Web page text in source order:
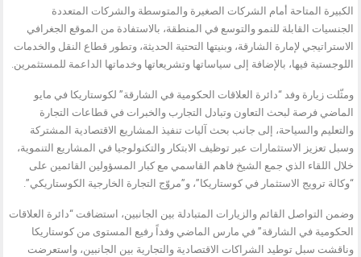
الكبيرة المتاحة أمام الشركات الصغيرة والمتوسطة والشركات المتعددة
الجنسيات القابلة للنمو والتوسع في المنطقة، بالاستفادة من الموقع الجغرافي
الاستراتيجي لإمارة الشارقة، وبنيتها التحتية الحديثة، وتطور قطاع النقل والخدمات
اللوجستية فيها، بالإضافة إلى سياساتها وتشريعاتها وخدماتها الداعمة للمستثمرين.
ومثّلت زيارة وفد “دائرة العلاقات الحكومية في الشارقة” لكوستاريكا في مايو
الماضي فرصة لبحث التعاون وتبادل التجارب والخبرات في قطاعات التجارة
والتعليم والسياحة، إلى جانب بحث آليات تنفيذ المشاريع الاقتصادية المشتركة
وسبل تعزيز الاستثمارات عبر توظيف الابتكار والتكنولوجيا في المشاريع التنموية،
خلال اللقاء الذي جمع الشيخ فاهم القاسمي مع كبار المسؤولين القائمين على
“وكالة ترويج الاستثمار في كوستاريكا”، و”مروّج التجارة الخارجية الكوستاريكي”.
وضمن التواصل القائم والزيارات المتبادلة بين الجانبين، استضافت “دائرة العلاقات
الحكومية في الشارقة” في مارس الماضي وفداً رفيع المستوى من كوستاريكا
وناقشت سبل توطيد الشراكات الاقتصادية والتجارية بين الجانبين، واستعرضت